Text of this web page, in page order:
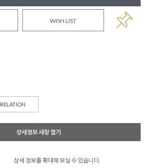
WISH LIST
RELATION
상세정보 새창 열기
상세 정보를 확대해 보실 수 있습니다.